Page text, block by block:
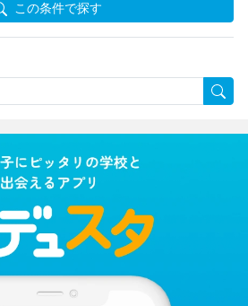
この条件で探す